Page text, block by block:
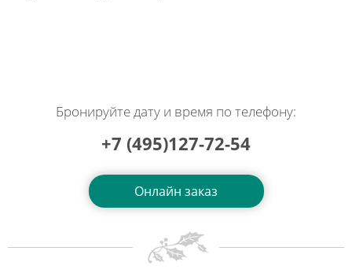
Бронируйте дату и время по телефону:
+7 (495)127-72-54
Онлайн заказ